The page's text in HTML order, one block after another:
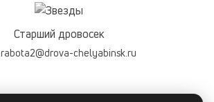
Старший дровосек
rabota2@drova-chelyabinsk.ru